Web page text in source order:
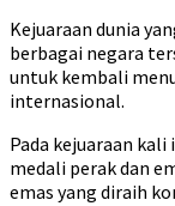
Kejuaraan dunia
berbagai negara
untuk kembali
internasional.
Pada kejuaraan
medali perak dan
emas yang diraih